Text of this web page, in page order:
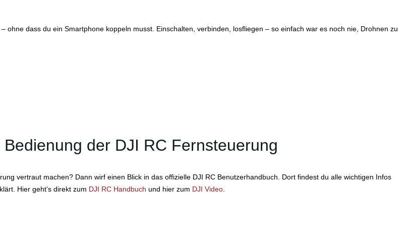
ohne dass du ein Smartphone koppeln musst. Einschalten, verbinden, losfliegen – so einfach war es noch nie, Drohnen zu
der DJI RC Fernsteuerung
vertraut machen? Dann wirf einen Blick in das offizielle DJI RC Benutzerhandbuch. Dort findest du alle wichtigen Infos
Hier geht’s direkt zum DJI RC Handbuch und hier zum DJI Video